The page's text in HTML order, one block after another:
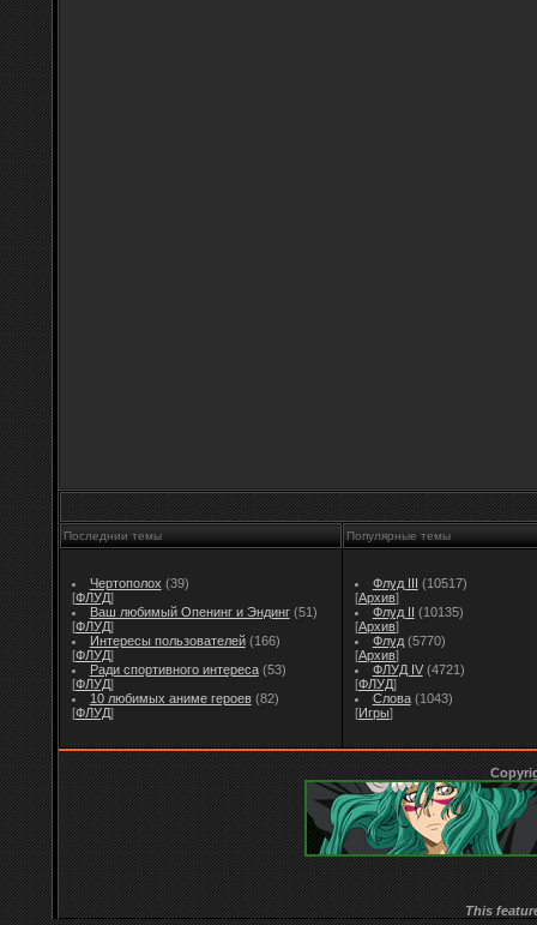
Последнии темы Популярные темы
Чертополох (39)
[ФЛУД]
Ваш любимый Опенинг и Эндинг (51)
[ФЛУД]
Интересы пользователей (166)
[ФЛУД]
Ради спортивного интереса (53)
[ФЛУД]
10 любимых аниме героев (82)
[ФЛУД]
Флуд III (10517)
[Архив]
Флуд II (10135)
[Архив]
Флуд (5770)
[Архив]
ФЛУД IV (4721)
[ФЛУД]
Слова (1043)
[Игры]
This